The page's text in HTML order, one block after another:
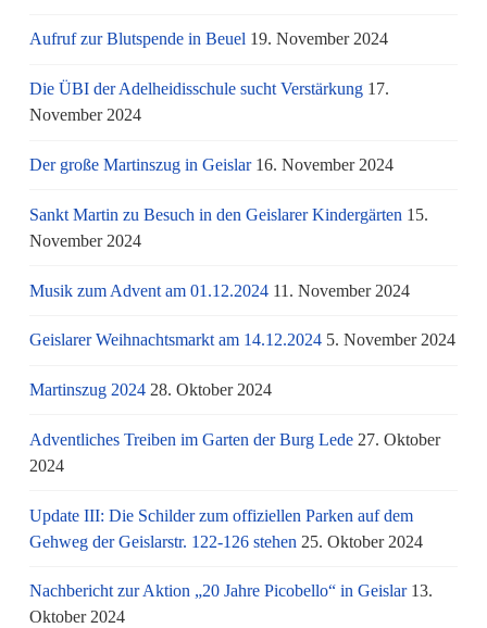
Aufruf zur Blutspende in Beuel 19. November 2024
Die ÜBI der Adelheidisschule sucht Verstärkung 17.
November 2024
Der große Martinszug in Geislar 16. November 2024
Sankt Martin zu Besuch in den Geislarer Kindergärten 15.
November 2024
Musik zum Advent am 01.12.2024 11. November 2024
Geislarer Weihnachtsmarkt am 14.12.2024 5. November 2024
Martinszug 2024 28. Oktober 2024
Adventliches Treiben im Garten der Burg Lede 27. Oktober
2024
Update III: Die Schilder zum offiziellen Parken auf dem
Gehweg der Geislarstr. 122-126 stehen 25. Oktober 2024
Nachbericht zur Aktion „20 Jahre Picobello“ in Geislar 13.
Oktober 2024